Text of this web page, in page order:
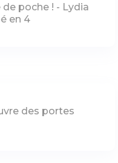
de poche ! - Lydia
en 4
des portes